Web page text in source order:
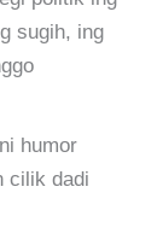
sugih, ing
humor
cilik dadi